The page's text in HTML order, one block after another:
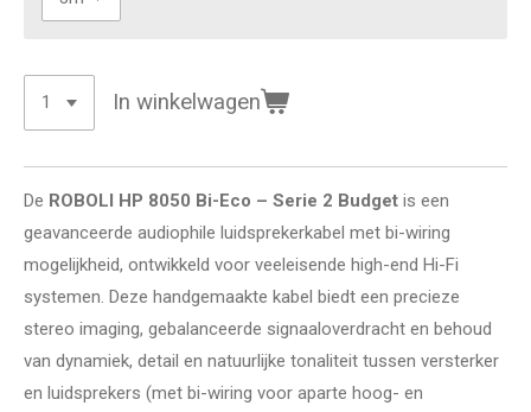
In winkelwagen
De ROBOLI HP 8050 Bi-Eco – Serie 2 Budget is een
geavanceerde audiophile luidsprekerkabel met bi-wiring
mogelijkheid, ontwikkeld voor veeleisende high-end Hi-Fi
systemen. Deze handgemaakte kabel biedt een precieze
stereo imaging, gebalanceerde signaaloverdracht en behoud
van dynamiek, detail en natuurlijke tonaliteit tussen versterker
en luidsprekers (met bi-wiring voor aparte hoog- en